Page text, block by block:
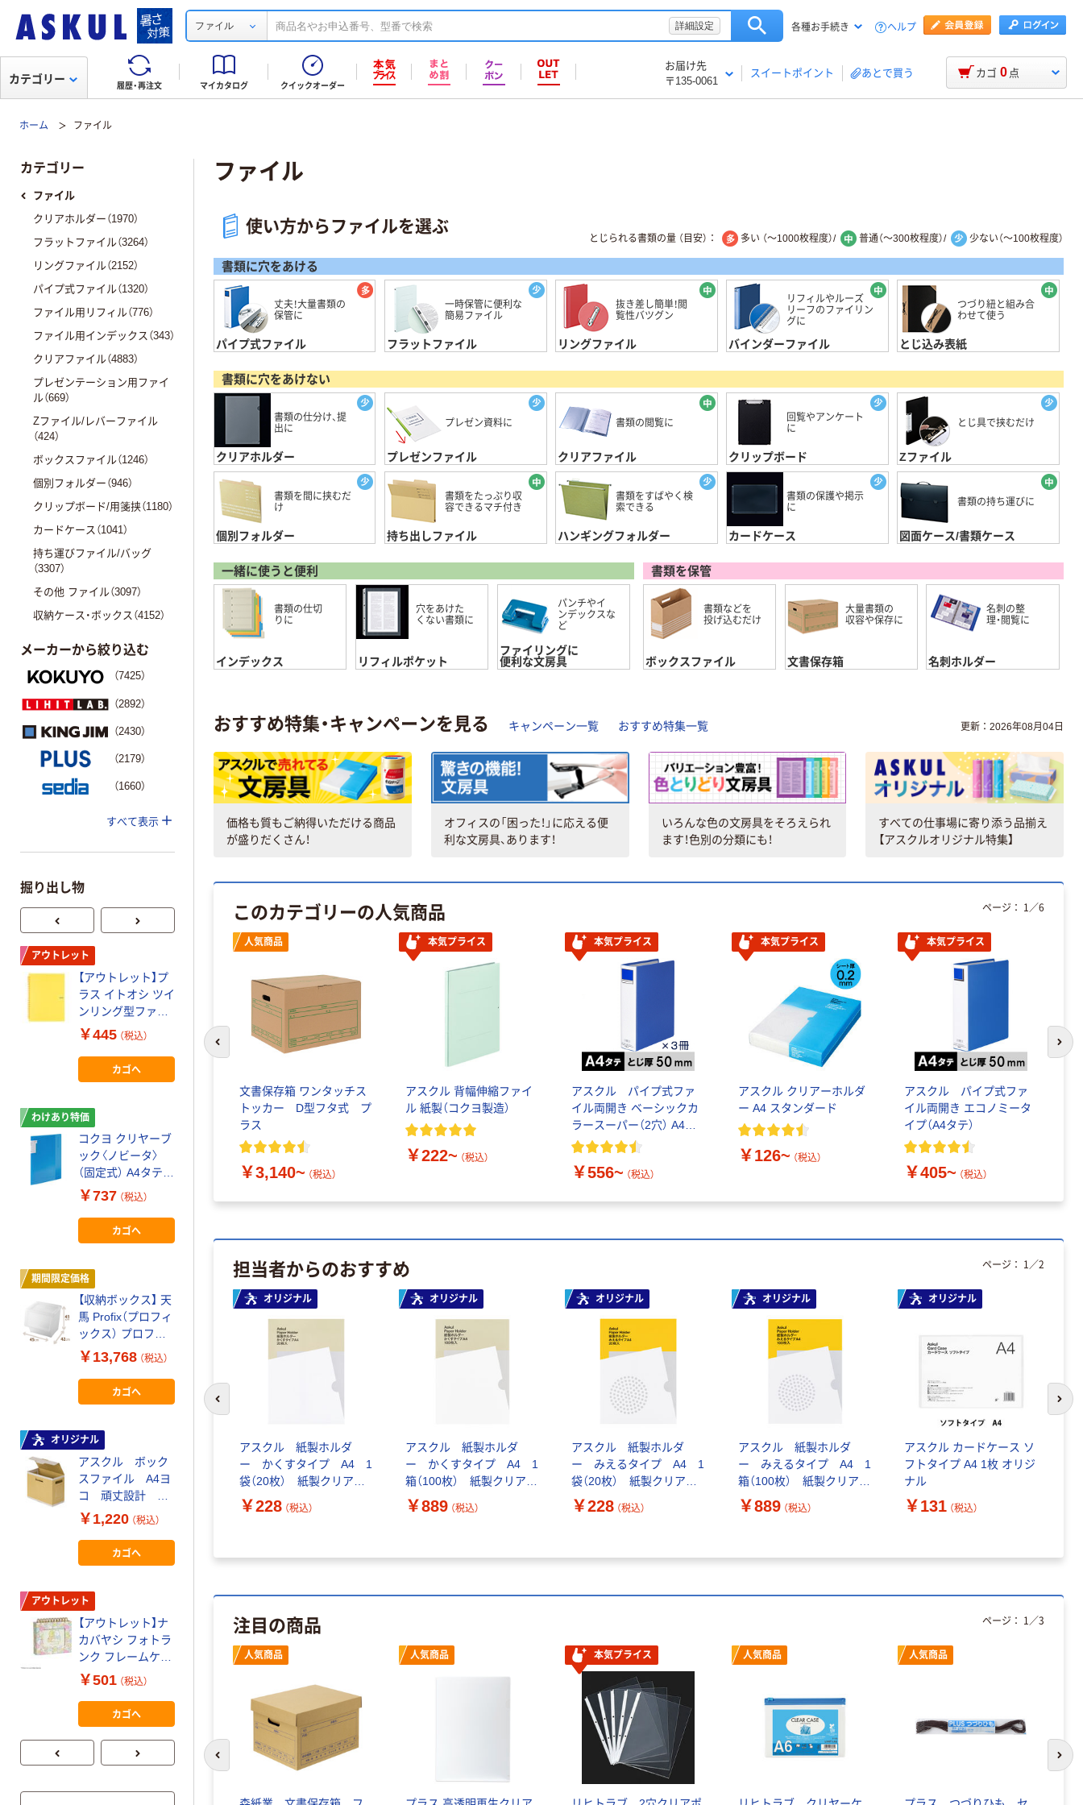
ファイル 詳細設定 各種お手続き ヘルプ
履歴・再注文 マイカタログ クイックオーダー
お届け先
〒135-0061
スイートポイント あとで買う
カテゴリー カゴ 0 点
ホーム ファイル
ファイル
使い方からファイルを選ぶ
とじられる書類の量 （目安）： 多い （～1000枚程度）/ 普通（～300枚程度）/ 少ない（～100枚程度）
書類に穴をあける
丈夫！大量書類の
保管に
パイプ式ファイル
一時保管に便利な
簡易ファイル
フラットファイル
抜き差し簡単！閲
覧性バツグン
リングファイル
リフィルやルーズ
リーフのファイリン
グに
バインダーファイル
つづり紐と組み合
わせて使う
とじ込み表紙
書類に穴をあけない
書類の仕分け、提
出に
クリアホルダー
プレゼン資料に
プレゼンファイル
書類の閲覧に
クリアファイル
回覧やアンケート
に
クリップボード
とじ具で挟むだけ
Zファイル
書類を間に挟むだ
け
個別フォルダー
書類をたっぷり収
容できるマチ付き
持ち出しファイル
書類をすばやく検
索できる
ハンギングフォルダー
書類の保護や掲示
に
カードケース
書類の持ち運びに
図面ケース/書類ケース
一緒に使うと便利
書類の仕切
りに
インデックス
穴をあけた
くない書類に
リフィルポケット
パンチやイ
ンデックスな
ど
ファイリングに
便利な文房具
書類を保管
書類などを
投げ込むだけ
ボックスファイル
大量書類の
収容や保存に
文書保存箱
名刺の整
理・閲覧に
名刺ホルダー
おすすめ特集・キャンペーンを見る キャンペーン一覧 おすすめ特集一覧 更新：2026年08月04日
価格も質もご納得いただける商品
が盛りだくさん！
オフィスの「困った！」に応える便
利な文房具、あります！
いろんな色の文房具をそろえられ
ます！色別の分類にも！
すべての仕事場に寄り添う品揃え
【アスクルオリジナル特集】
このカテゴリーの人気商品
ネート（コクヨ製造） A4サ
イズ アスクル
￥582~ （税込）
人気商品
文書保存箱 ワンタッチス
トッカー D型フタ式 プ
ラス
￥3,140~ （税込）
本気プライス
アスクル 背幅伸縮ファイ
ル 紙製（コクヨ製造）
￥222~ （税込）
本気プライス
アスクル パイプ式ファ
イル両開き ベーシックカ
ラースーパー（2穴） A4タ
テ
￥556~ （税込）
本気プライス
アスクル クリアーホルダ
ー A4 スタンダード
￥126~ （税込）
本気プライス
アスクル パイプ式ファ
イル両開き エコノミータ
イプ（A4タテ）
￥405~ （税込）
ページ： 1 ／6
前のスライドへ 次
担当者からのおすすめ
ァイル
名刺ス
オリジナル
Matakulルーパーファイル
A4タテ 100枚とじ 名刺ス
リット入り インディゴブ
ルー 1袋（5冊入） オリジナ
ル￥585
オリジナル
アスクル 紙製ホルダ
ー かくすタイプ A4 1
袋（20枚） 紙製クリアホ
ルダー オリジナル
￥228 （税込）
オリジナル
アスクル 紙製ホルダ
ー かくすタイプ A4 1
箱（100枚） 紙製クリアホ
ルダー オリジナル
￥889 （税込）
オリジナル
アスクル 紙製ホルダ
ー みえるタイプ A4 1
袋（20枚） 紙製クリアホ
ルダー オリジナル
￥228 （税込）
オリジナル
アスクル 紙製ホルダ
ー みえるタイプ A4 1
箱（100枚） 紙製クリアホ
ルダー オリジナル
￥889 （税込）
オリジナル
アスクル カードケース ソ
フトタイプ A4 1枚 オリジ
ナル
￥131 （税込）
ページ： 1 ／2
前のスライドへ 次
注目の商品
オリジナル 人気商品 人気商品 本気プライス 人気商品 人気商品
ページ： 1 ／3
前のスライドへ 次
カテゴリー
ファイル
クリアホルダー（1970）
フラットファイル（3264）
リングファイル（2152）
パイプ式ファイル（1320）
ファイル用リフィル（776）
ファイル用インデックス（343）
クリアファイル（4883）
プレゼンテーション用ファイ
ル（669）
Zファイル/レバーファイル
（424）
ボックスファイル（1246）
個別フォルダー（946）
クリップボード/用箋挟（1180）
カードケース（1041）
持ち運びファイル/バッグ
（3307）
その他 ファイル（3097）
収納ケース・ボックス（4152）
メーカーから絞り込む
（7425）
（2892）
（2430）
（2179）
（1660）
すべて表示
掘り出し物
アウトレット
【アウトレット】プ
ラス イトオシ ツイ
ンリング型ファイ
ル A4 2ポケットタ
91822 1冊 A5サイ
ズ対応
￥445 （税込）
カゴへ
わけあり特価
コクヨ クリヤーブ
ック〈ノビータ〉
（固定式） A4タテ
40ポケット ライ
NV40LB 1冊（わ
けあり品）
￥737 （税込）
カゴへ
期間限定価格
【収納ボックス】 天
馬 Profix（プロフィ
ックス） プロフィ
ックス カバコ
4904746074843 1
箱（6個入）
￥13,768 （税込）
カゴへ
オリジナル
アスクル ボック
スファイル A4ヨ
コ 頑丈設計 フ
タ付 背幅
150mm 1袋（5冊
入） オリジナル（わ
けあり品）
￥1,220 （税込）
カゴへ
アウトレット
【アウトレット】ナ
カバヤシ フォトラ
ンク フレームケー
ス アルバム L判 60
A柄 A-FTPC-204-1
1冊
￥501 （税込）
カゴへ
【収納ボックス】 天
馬 PRX プロフィッ
クス カバコ ワイド
(M)
4904746078094 1
￥12,958 （税込）
期間限定価格
【引き出し収納】
天馬 フィッツケ
ース 53ー30L ホ
30.0×奥行53.0×高
ト（1個×3）
オリジナル
【アウトレット】収
納バスケット ミ
ニ ハンドル付バス
ケット ダークグレ
ー 幅16.7×奥行
25×高さ9.9cm １
セット（２個） オリ
￥231
期間限定価格
【収納ボックス】 天
馬 PRX プロフィッ
(M)
わけあり特価
キングジム FV ク
明)40Pネイビー
（わけあり品）
（税込）
カゴへ
アウトレット
期間限定価格
天馬 ワークイ
ン M クリア
わけあり特価
リヒトラブ リン
グファイル B4ヨ
コ 背幅36mm
青 F875U（わけあ
￥477
わけあり特価
コクヨ リングファ
イル スリムスタイ
リング） A4タテ 丸
URFC4（わけあり
ラスチック ブライ
期間限定価格
【引き出し収納】
44.0×奥行53.0×高
さ23.0cm 1個
（税込）
カゴへ
わけあり特価
クリヤーブック 差
し替え式 30穴 A4
タテ 35ポケット
G3803-6 リヒトラ
【収納ボックス】 天
馬 Profix（プロフィ
ックス） プロフィ
ックス カバコ
4904746074843 1
￥2,571 （税込）
カゴへ
オリジナル
コクヨ アスクル 共
同企画 フラットフ
ト A4ヨコ ピンク
思い出ボックス小
ホワイト TFX-
S#50 1冊
￥1,057
カゴへ
アウトレット
【アウトレット】プ
ラス イトオシ ツイ
ンリング型ファイ
ル A4 2ポケットタ
イプ イエロー
91822 1冊 A5サイ
￥445 （税込）
カゴへ
わけあり特価
コクヨ クリヤーブ
ック〈ノビータ〉
トブルー ラ-
けあり品）
【収納ボックス】 天
馬 Profix（プロフィ
ックス） プロフィ
ックス カバコ
4904746074843 1
箱（6個入）
￥13,768
カゴへ
オリジナル
アスクル ボック
スファイル A4ヨ
タ付 背幅
けあり品）
ンク フレームケー
A柄 A-FTPC-204-1
1冊
カゴへ